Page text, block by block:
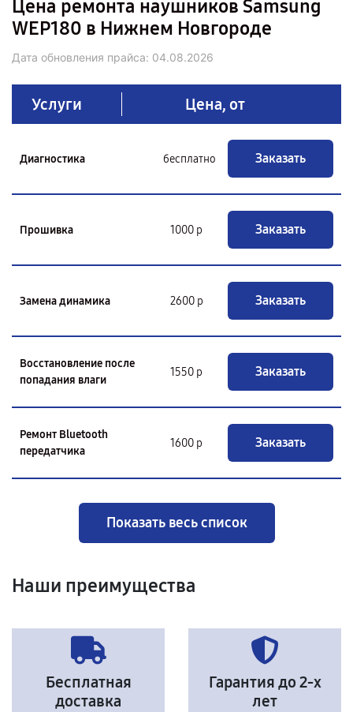
Цена ремонта наушников Samsung
WEP180 в Нижнем Новгороде
Дата обновления прайса: 04.08.2026
Услуги Цена, от
Диагностика бесплатно Заказать
Прошивка 1000 р Заказать
Замена динамика 2600 р Заказать
Восстановление после
попадания влаги
1550 р Заказать
Ремонт Bluetooth
передатчика
1600 р Заказать
Показать весь список
Наши преимущества
Бесплатная
доставка
Гарантия до 2-х
лет